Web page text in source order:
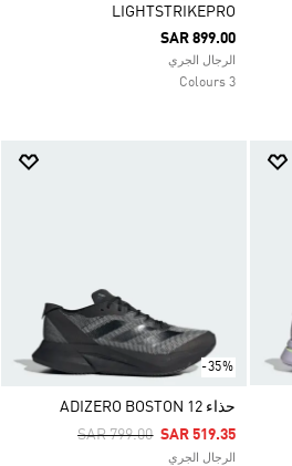
LIGHTSTRIKEPRO
SAR 899.00
الرجال الجري
3 Colours
-35%
حذاء ADIZERO BOSTON 12
Price Reduced From
SAR 799.00ToSAR 519.35
الرجال الجري